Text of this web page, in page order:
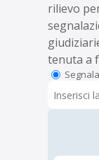
rilievo
tenuta a